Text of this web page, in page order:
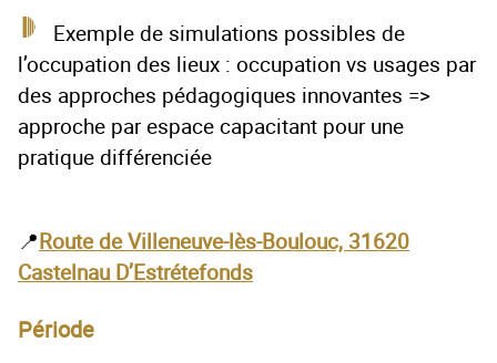
Exemple de simulations possibles de
l’occupation des lieux : occupation vs usages par
des approches pédagogiques innovantes =>
approche par espace capacitant pour une
pratique différenciée
📍Route de Villeneuve-lès-Boulouc, 31620
Castelnau D’Estrétefonds
Période